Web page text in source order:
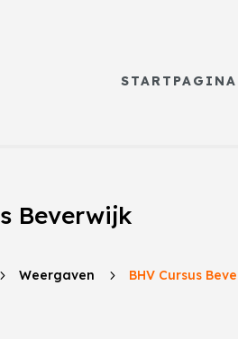
STARTPAGINA
Beverwijk
5 Weergaven 5 BHV Cursus